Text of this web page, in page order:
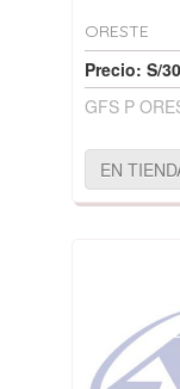
ORESTE
Precio: S/
GFS P
EN